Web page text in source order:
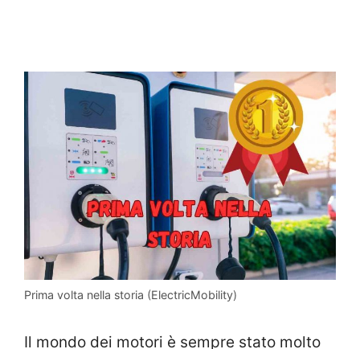
Prima volta nella storia (ElectricMobility)
Il mondo dei motori è sempre stato molto